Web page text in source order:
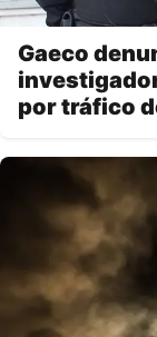
Gaeco
por tráfico